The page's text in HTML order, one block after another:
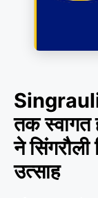
तक स्वागत
ने
उत्साह